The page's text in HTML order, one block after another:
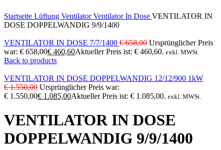
Startseite Lüftung VentilatorVentilator In Dose VENTILATOR IN
DOSE DOPPELWANDIG 9/9/1400
VENTILATOR IN DOSE 7/7/1400 €658,00 Ursprünglicher Preis
war: € 658,00€ 460,60Aktueller Preis ist: € 460,60. exkl. MWSt.
Back to products
VENTILATOR IN DOSE DOPPELWANDIG 12/12/900 1kW
€1.550,00 Ursprünglicher Preis war:
€ 1.550,00€ 1.085,00Aktueller Preis ist: € 1.085,00. exkl. MWSt.
VENTILATOR IN DOSE
DOPPELWANDIG 9/9/1400